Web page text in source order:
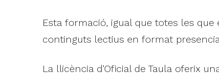
Esta formació, igual que totes les
continguts lectius en format
La llicència d'Oficial de Taula oferix